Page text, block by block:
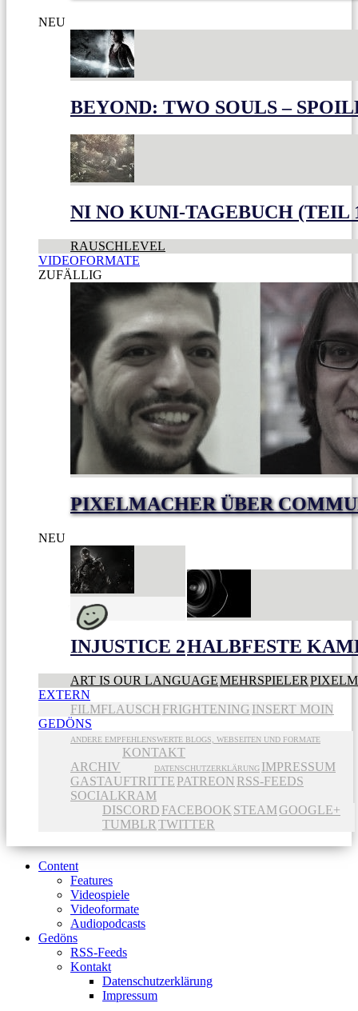
NEU
BEYOND: TWO SOULS –
NI NO KUNI-TAGEBUCH (TEIL
RAUSCHLEVEL
VIDEOFORMATE
ZUFÄLLIG
PIXELMACHER ÜBER
NEU
INJUSTICE 2HALBFESTE
ART IS OUR LANGUAGEMEHRSPIELER
EXTERN
FILMFLAUSCH FRIGHTENING INSERT MOIN
GEDÖNS
ANDERE EMPFEHLENSWERTE BLOGS, WEBSEITEN UND FORMATE
ARCHIV
KONTAKT
DATENSCHUTZERKLÄRUNG IMPRESSUM
GASTAUFTRITTE PATREON RSS-FEEDS
SOCIALKRAM
DISCORD FACEBOOK STEAMGOOGLE+
TUMBLR TWITTER
Content
Features
Videospiele
Videoformate
Audiopodcasts
Gedöns
RSS-Feeds
Kontakt
Datenschutzerklärung
Impressum